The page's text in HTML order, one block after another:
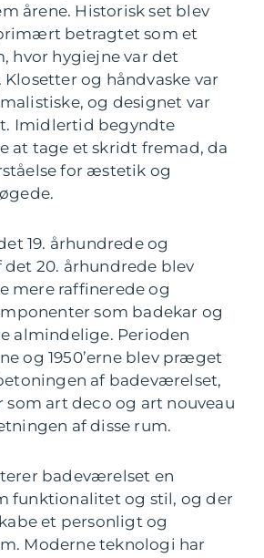
årene. Historisk set blev
betragtet som et
hvor hygiejne var det
og håndvaske var
og designet var
Imidlertid begyndte
at tage et skridt fremad, da
for æstetik og
19. århundrede og
det 20. århundrede blev
mere raffinerede og
som badekar og
almindelige. Perioden
og 1950’erne blev præget
af badeværelset,
art deco og art nouveau
af disse rum.
badeværelset en
funktionalitet og stil, og der
et personligt og
Moderne teknologi har